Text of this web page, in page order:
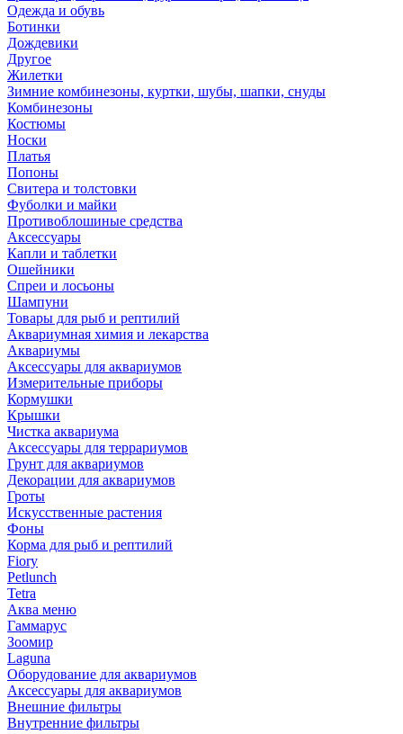
Одежда и обувь
Ботинки
Дождевики
Другое
Жилетки
Зимние комбинезоны, куртки, шубы, шапки, снуды
Комбинезоны
Костюмы
Носки
Платья
Попоны
Свитера и толстовки
Фуболки и майки
Противоблошиные средства
Аксессуары
Капли и таблетки
Ошейники
Спреи и лосьоны
Шампуни
Товары для рыб и рептилий
Аквариумная химия и лекарства
Аквариумы
Аксессуары для аквариумов
Измерительные приборы
Кормушки
Крышки
Чистка аквариума
Аксессуары для террариумов
Грунт для аквариумов
Декорации для аквариумов
Гроты
Искусственные растения
Фоны
Корма для рыб и рептилий
Fiory
Petlunch
Tetra
Аква меню
Гаммарус
Зоомир
Laguna
Оборудование для аквариумов
Аксессуары для аквариумов
Внешние фильтры
Внутренние фильтры